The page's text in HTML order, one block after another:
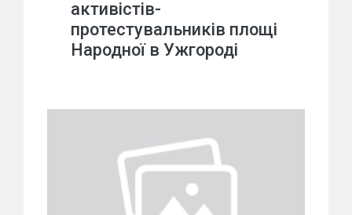
активістів-
протестувальників площі
Народної в Ужгороді